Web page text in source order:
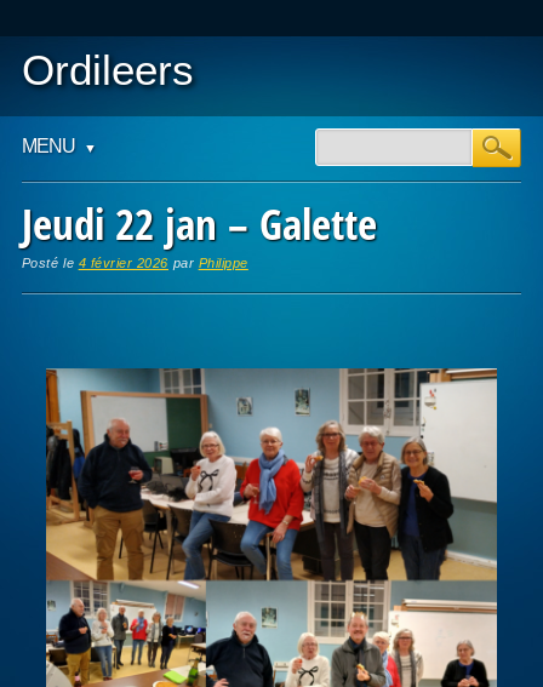
Ordileers
Main menu
content
MENU
Jeudi 22 jan – Galette
Posté le 4 février 2026 par Philippe